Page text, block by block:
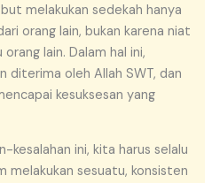
melakukan sedekah hanya
orang lain, bukan karena niat
lain. Dalam hal ini,
oleh Allah SWT, dan
kesuksesan yang
kesalahan ini, kita harus selalu
melakukan sesuatu, konsisten